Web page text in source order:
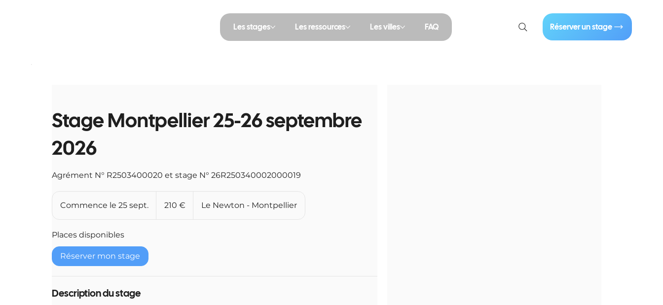
Les stages Les ressources Les villes FAQ Réserver un stage
Stage Montpellier 25-26 septembre
2026
Agrément N° R2503400020 et stage N° 26R250340002000019
Commence le 25 sept. 210 € Le Newton - Montpellier
Places disponibles
Réserver mon stage
Description du stage